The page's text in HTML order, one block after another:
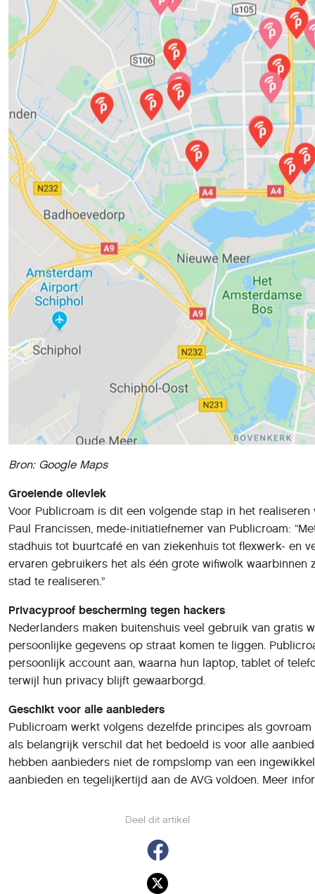
Deel dit artikel
Bron: Google Maps
Groeiende olievlek
Voor Publicroam is dit een volgende stap in het
Paul Francissen, mede-initiatiefnemer van Publicroam:
stadhuis tot buurtcafé en van ziekenhuis tot flexwerk- en
ervaren gebruikers het als één grote wifiwolk
stad te realiseren.”
Privacyproof bescherming tegen hackers
Nederlanders maken buitenshuis veel gebruik van gratis
persoonlijke gegevens op straat komen te liggen.
persoonlijk account aan, waarna hun laptop, tablet of
terwijl hun privacy blijft gewaarborgd.
Geschikt voor alle aanbieders
Publicroam werkt volgens dezelfde principes als
als belangrijk verschil dat het bedoeld is voor alle
hebben aanbieders niet de rompslomp van een
aanbieden en tegelijkertijd aan de AVG voldoen. Meer